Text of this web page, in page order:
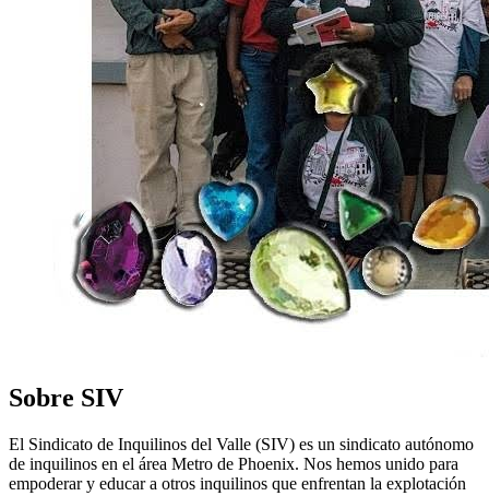
Sobre SIV
El Sindicato de Inquilinos del Valle (SIV) es un sindicato autónomo
de inquilinos en el área Metro de Phoenix. Nos hemos unido para
empoderar y educar a otros inquilinos que enfrentan la explotación